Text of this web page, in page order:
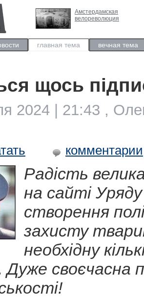
Амстердамская
велореволюция
главная тема вечная тема
щось
2024 | 21:43 ,
комментарии
Радість
на сайті
створення
захисту
необхідну
Дуже своєчасна